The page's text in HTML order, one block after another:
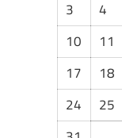
3
4
10
11
17
18
24
25